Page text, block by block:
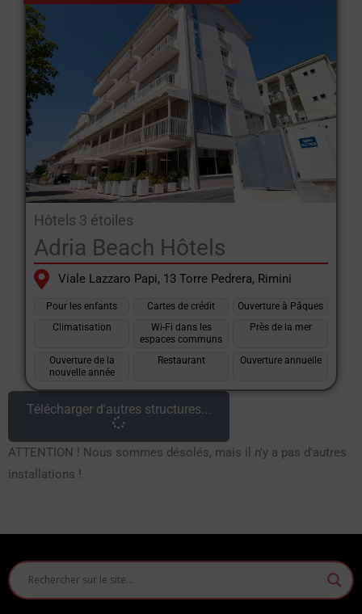
Hôtels 3 étoiles
Adria Beach Hôtels
Viale Lazzaro Papi, 13 Torre Pedrera, Rimini
Pour les enfants Cartes de crédit
Ouverture à Pâques
Climatisation
Wi-Fi dans les
espaces communs
Près de la mer
Ouverture de la
nouvelle année
Restaurant Ouverture annuelle
Télécharger d'autres structures...
ATTENTION ! Nous sommes désolés, mais il n'y a pas d'autres
installations !